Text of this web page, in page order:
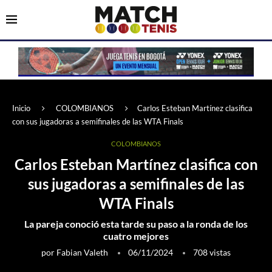
Inicio COLOMBIANOS
Carlos Esteban Martínez clasifica
con sus jugadoras a semifinales de las WTA Finals
COLOMBIANOS
Carlos Esteban Martínez clasifica con
sus jugadoras a semifinales de las
WTA Finals
La pareja conoció esta tarde su paso a la ronda de los
cuatro mejores
por Fabian Valeth 06/11/2024 708vistas